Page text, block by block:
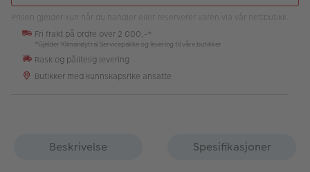
Inspirasjon
Butikkoversikt
Prisen gjelder kun når du handler eller reserverer varen via vår nettbutikk.
Fri frakt på ordre over 2 000,-*
*Gjelder Klimanøytral Servicepakke og levering til våre butikker
Rask og pålitelig levering
Butikker med kunnskapsrike ansatte
Beskrivelse Spesifikasjoner